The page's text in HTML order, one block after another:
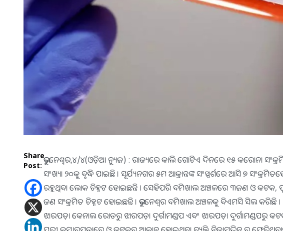
Share
Post:
ଭୁବନେଶ୍ୱର,୪/୪(ଓଡ଼ିଆ ନ୍ୟୁଜ) : ରାଜ୍ୟରେ କାଲି ଗୋଟିଏ ଦିନରେ ୧୫ କରୋନା
ସଂଖ୍ୟା ୨୦କୁ ବୃଦ୍ଧି ପାଇଛି । ସୂର୍ଯ୍ୟନଗର ୫ମ ଆକ୍ରାନ୍ତଙ୍କ ସଂସ୍ପର୍ଶରେ ଆସି ୭
ରହୁଥିବା ଲୋକ ଚିହ୍ନଟ ହୋଇଛନ୍ତି । ସେହିପରି ବମିଖାଲ ଅଞ୍ଚଳରେ ୩ଜଣ ଓ କଟକ,
ଜଣ ସଂକ୍ରମିତ ଚିହ୍ନଟ ହୋଇଛନ୍ତି । ଭୁବନେଶ୍ୱର ବମିଖାଲ ଅଞ୍ଚଳକୁ ବିଏମସି ସିଲ କରିଛି
ଝାରପଡ଼ା କେନାଲ ରୋଡରୁ ଝାରପଡ଼ା ଦୁର୍ଗାମଣ୍ଡପ ଏବଂ ଝାରପଡ଼ା ଦୁର୍ଗାମଣ୍ଡପରୁ